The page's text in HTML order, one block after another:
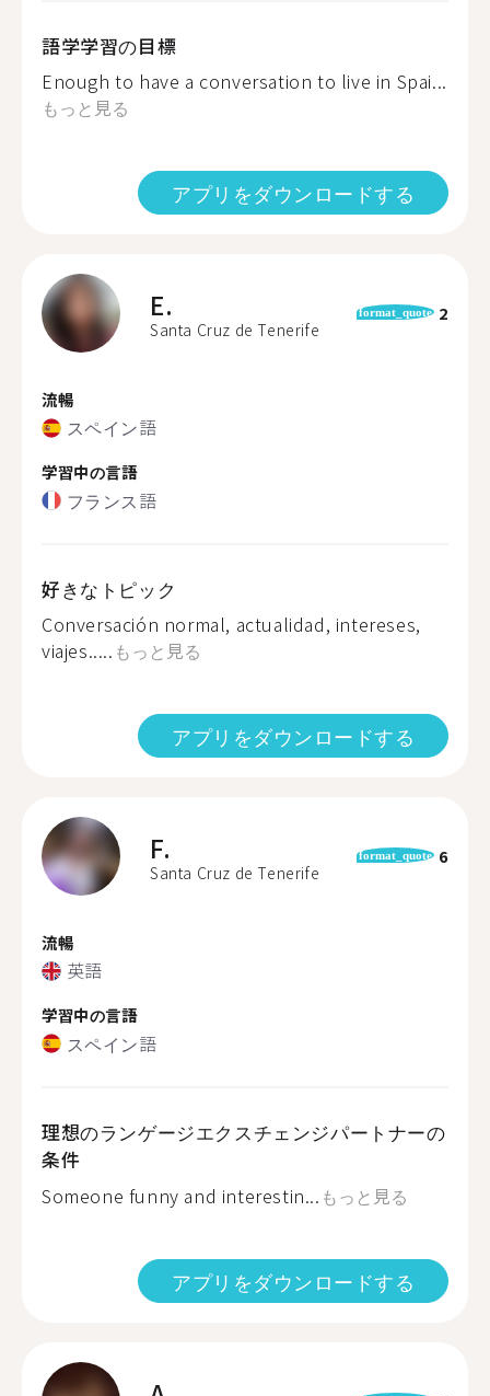
語学学習の目標
Enough to have a conversation to live in Spai...
もっと見る
アプリをダウンロードする
E.
Santa Cruz de Tenerife
format_quote 2
流暢
スペイン語
学習中の言語
フランス語
好きなトピック
Conversación normal, actualidad, intereses,
viajes..... もっと見る
アプリをダウンロードする
F.
Santa Cruz de Tenerife
format_quote 6
流暢
英語
学習中の言語
スペイン語
理想のランゲージエクスチェンジパートナーの
条件
Someone funny and interestin... もっと見る
アプリをダウンロードする